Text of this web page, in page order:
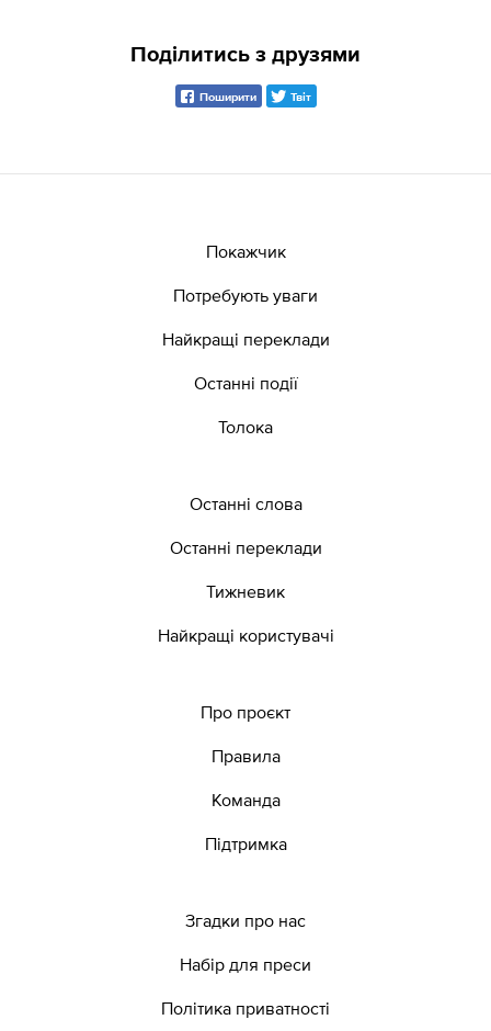
Поділитись з друзями
Поширити Твіт
Покажчик
Потребують уваги
Найкращі переклади
Останні події
Толока
Останні слова
Останні переклади
Тижневик
Найкращі користувачі
Про проєкт
Правила
Команда
Підтримка
Згадки про нас
Набір для преси
Політика приватності